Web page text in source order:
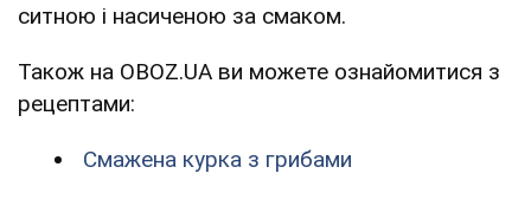
ситною і насиченою за смаком.
Також на OBOZ.UA ви можете ознайомитися з
рецептами:
Смажена курка з грибами